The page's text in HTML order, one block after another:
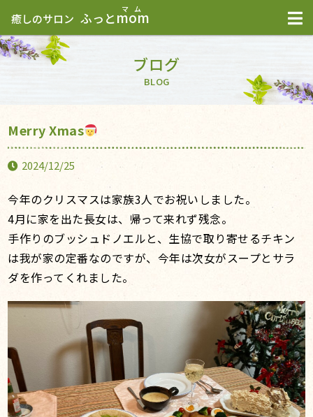
癒しのサロン ふっとmom
ブログ
BLOG
Merry Xmas
2024/12/25
今年のクリスマスは家族3人でお祝いしました。
4月に家を出た長女は、帰って来れず残念。
手作りのブッシュドノエルと、生協で取り寄せるチキン
は我が家の定番なのですが、今年は次女がスープとサラ
ダを作ってくれました。